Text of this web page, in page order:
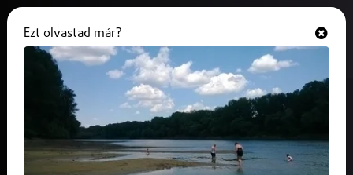
30 ezer forintos élelmiszer-
utalványt kap minden nyugdíjas
Ezt olvastad már?